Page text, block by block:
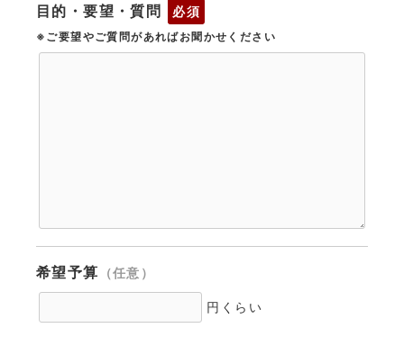
目的・要望・質問 必須
※ご要望やご質問があればお聞かせください
希望予算 （任意）
円くらい